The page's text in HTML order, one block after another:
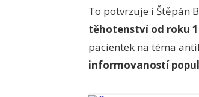
To potvrzuje i Štěpán
těhotenství od roku
pacientek na téma
informovaností